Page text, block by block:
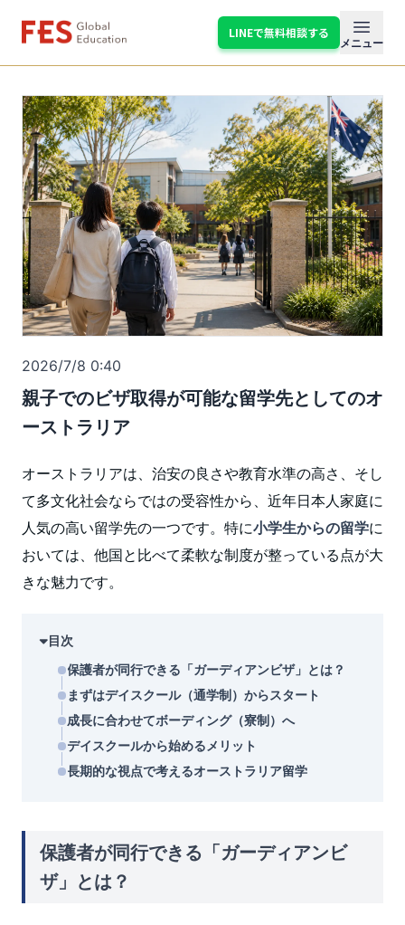
LINEで無料相談する
メニ
メニュー
2026/7/8 0:40
親子でのビザ取得が可能な留学先としてのオ
ーストラリア
オーストラリアは、治安の良さや教育水準の高さ、そし
て多文化社会ならではの受容性から、近年日本人家庭に
人気の高い留学先の一つです。特に小学生からの留学に
おいては、他国と比べて柔軟な制度が整っている点が大
きな魅力です。
目次
保護者が同行できる「ガーディアンビザ」とは？
まずはデイスクール（通学制）からスタート
成長に合わせてボーディング（寮制）へ
デイスクールから始めるメリット
長期的な視点で考えるオーストラリア留学
保護者が同行できる「ガーディアンビ
ザ」とは？